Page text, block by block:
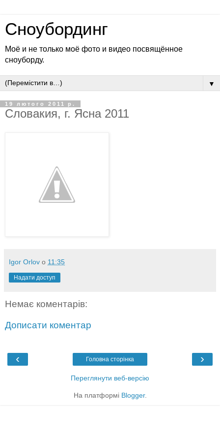
Сноубординг
Моё и не только моё фото и видео посвящённое
сноуборду.
▼
19 лютого 2011 р.
Словакия, г. Ясна 2011
Igor Orlov о 11:35
Надати доступ
Немає коментарів:
Дописати коментар
‹ ›
Головна сторінка
Переглянути веб-версію
На платформі Blogger.